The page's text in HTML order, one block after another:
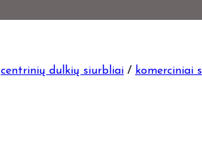
centrinių dulkių siurbliai / komerciniai